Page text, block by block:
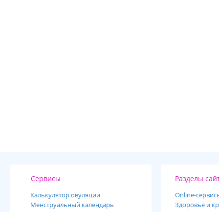
Сервисы
Калькулятор овуляции
Менструальный календарь
Разделы
Online-
Здоровье и